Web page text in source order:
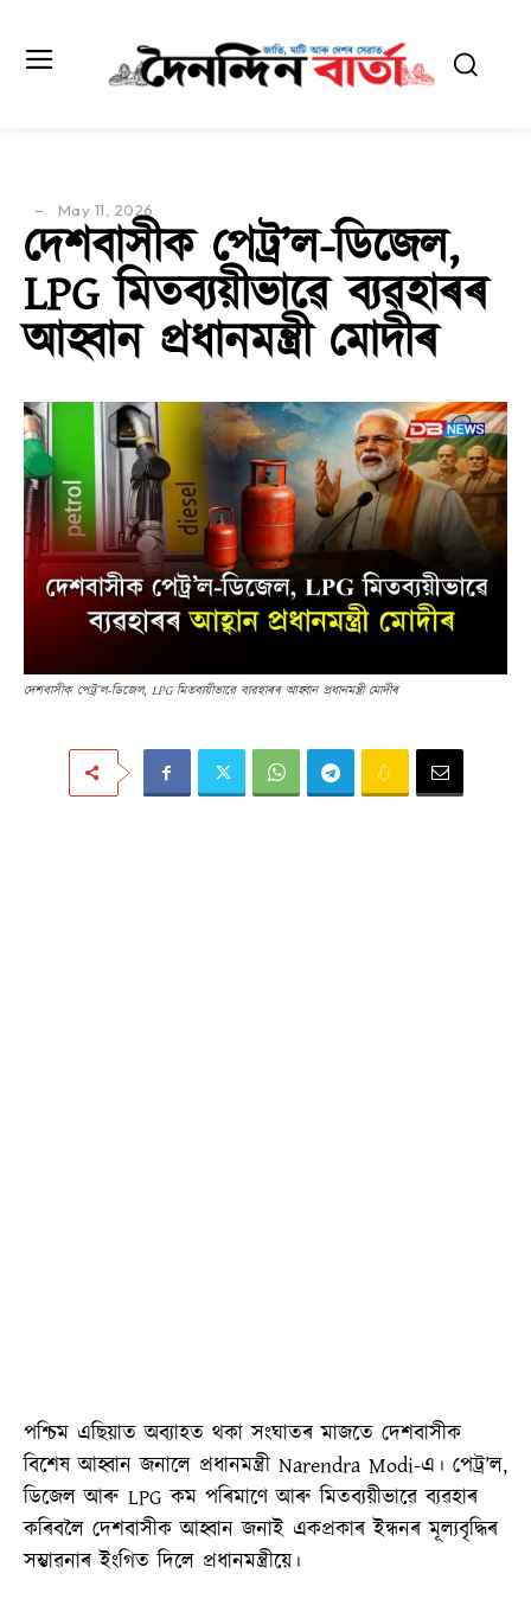
May 11, 2026
দেশবাসীক পেট্ৰ’ল-ডিজেল,
LPG মিতব্যয়ীভাৱে ব্যৱহাৰৰ
আহ্বান প্ৰধানমন্ত্ৰী মোদীৰ
দেশবাসীক পেট্ৰ’ল-ডিজেল, LPG মিতব্যয়ীভাৱে ব্যৱহাৰৰ আহ্বান প্ৰধানমন্ত্ৰী মোদীৰ
পশ্চিম এছিয়াত অব্যাহত থকা সংঘাতৰ মাজতে দেশবাসীক
বিশেষ আহ্বান জনালে প্ৰধানমন্ত্ৰী Narendra Modi-এ। পেট্ৰ’ল,
ডিজেল আৰু LPG কম পৰিমাণে আৰু মিতব্যয়ীভাৱে ব্যৱহাৰ
কৰিবলৈ দেশবাসীক আহ্বান জনাই একপ্ৰকাৰ ইন্ধনৰ মূল্যবৃদ্ধিৰ
সম্ভাৱনাৰ ইংগিত দিলে প্ৰধানমন্ত্ৰীয়ে।